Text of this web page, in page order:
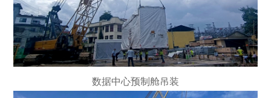
数据中心预制舱吊装